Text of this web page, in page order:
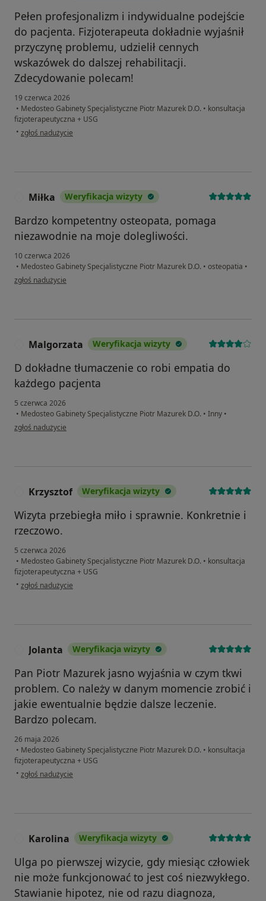
Pełen profesjonalizm i indywidualne podejście
do pacjenta. Fizjoterapeuta dokładnie wyjaśnił
przyczynę problemu, udzielił cennych
wskazówek do dalszej rehabilitacji.
Zdecydowanie polecam!
19 czerwca 2026
• Medosteo Gabinety Specjalistyczne Piotr Mazurek D.O. • konsultacja
fizjoterapeutyczna + USG
• w opinii użytkownika Mariola
zgłoś nadużycie
Miłka Weryfikacja wizyty
Bardzo kompetentny osteopata, pomaga
niezawodnie na moje dolegliwości.
10 czerwca 2026
• Medosteo Gabinety Specjalistyczne Piotr Mazurek D.O. • osteopatia •
w opinii użytkownika Miłka
zgłoś nadużycie
Malgorzata Weryfikacja wizyty
D dokładne tłumaczenie co robi empatia do
każdego pacjenta
5 czerwca 2026
• Medosteo Gabinety Specjalistyczne Piotr Mazurek D.O. • Inny •
w opinii użytkownika Malgorzata
zgłoś nadużycie
Krzysztof Weryfikacja wizyty
Wizyta przebiegła miło i sprawnie. Konkretnie i
rzeczowo.
5 czerwca 2026
• Medosteo Gabinety Specjalistyczne Piotr Mazurek D.O. • konsultacja
fizjoterapeutyczna + USG
• w opinii użytkownika Krzysztof
zgłoś nadużycie
Jolanta Weryfikacja wizyty
Pan Piotr Mazurek jasno wyjaśnia w czym tkwi
problem. Co należy w danym momencie zrobić i
jakie ewentualnie będzie dalsze leczenie.
Bardzo polecam.
26 maja 2026
• Medosteo Gabinety Specjalistyczne Piotr Mazurek D.O. • konsultacja
fizjoterapeutyczna + USG
• w opinii użytkownika Jolanta
zgłoś nadużycie
Karolina Weryfikacja wizyty
Ulga po pierwszej wizycie, gdy miesiąc człowiek
nie może funkcjonować to jest coś niezwykłego.
Stawianie hipotez, nie od razu diagnoza,